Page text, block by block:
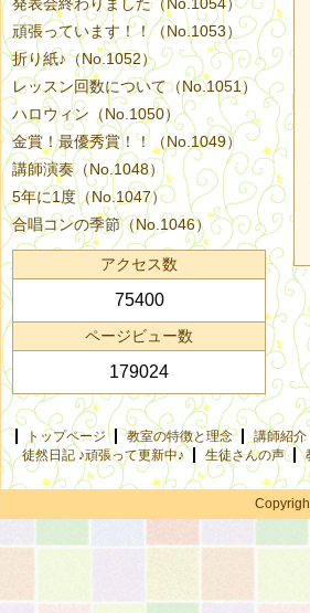
頑張っています！！（No.1053）
折り紙♪（No.1052）
レッスン回数について（No.1051）
ハロウィン（No.1050）
金賞！最優秀賞！！（No.1049）
講師演奏（No.1048）
5年に1度（No.1047）
合唱コンの季節（No.1046）
アクセス数
75400
ページビュー数
179024
トップページ 教室の特徴と理念 講師紹介
徒然日記 ♪頑張って更新中♪
生徒さんの声